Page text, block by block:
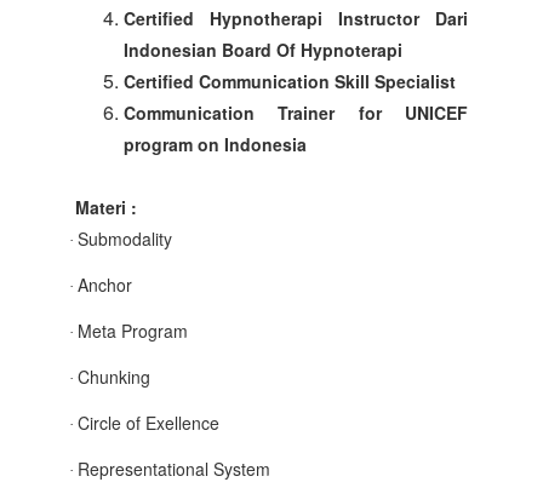
Certified Hypnotherapi Instructor Dari
Indonesian Board Of Hypnoterapi
Certified Communication Skill Specialist
Communication Trainer for UNICEF
program on Indonesia
Materi :
·Submodality
·Anchor
· Meta Program
·Chunking
·Circle of Exellence
· Representational System